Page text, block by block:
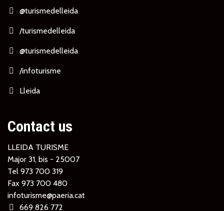
@turismedelleida
/turismedelleida
@turismedelleida
/infoturisme
Lleida
Contact us
LLEIDA TURISME
Major 31, bis - 25007
Tel 973 700 319
Fax 973 700 480
infoturisme@paeria.cat
669 826 772